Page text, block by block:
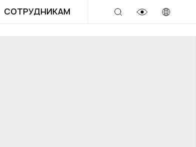
СОТРУДНИКАМ